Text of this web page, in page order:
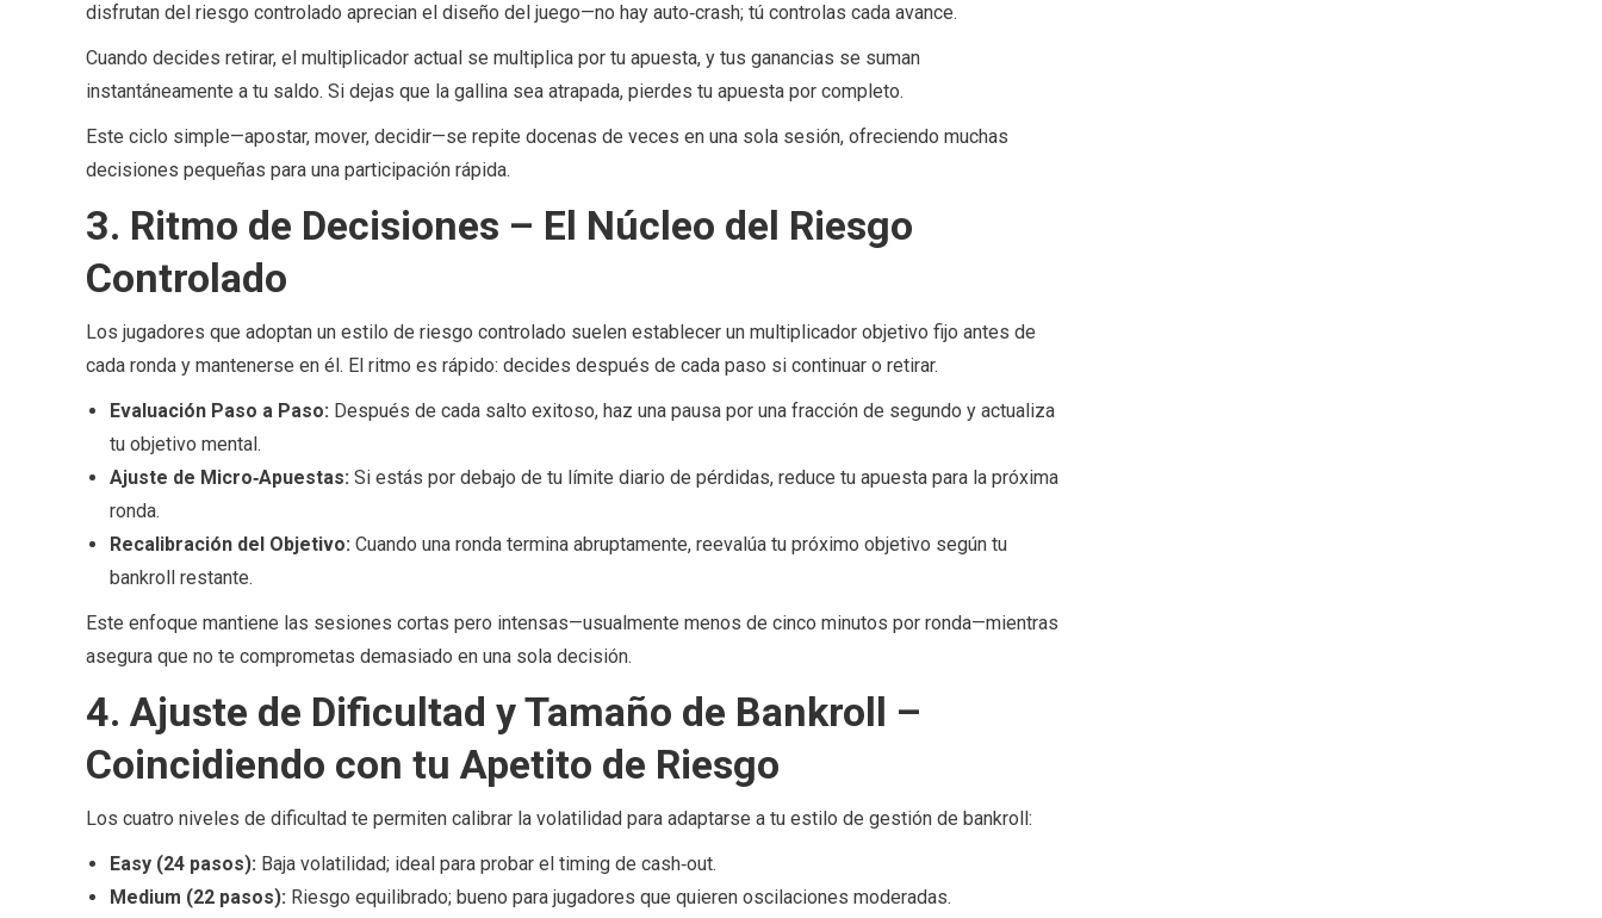
disfrutan del riesgo controlado aprecian el diseño del juego—no hay auto‑crash; tú controlas cada avance.
Cuando decides retirar, el multiplicador actual se multiplica por tu apuesta, y tus ganancias se suman
instantáneamente a tu saldo. Si dejas que la gallina sea atrapada, pierdes tu apuesta por completo.
Este ciclo simple—apostar, mover, decidir—se repite docenas de veces en una sola sesión, ofreciendo muchas
decisiones pequeñas para una participación rápida.
3. Ritmo de Decisiones – El Núcleo del Riesgo
Controlado
Los jugadores que adoptan un estilo de riesgo controlado suelen establecer un multiplicador objetivo fijo antes de
cada ronda y mantenerse en él. El ritmo es rápido: decides después de cada paso si continuar o retirar.
Evaluación Paso a Paso: Después de cada salto exitoso, haz una pausa por una fracción de segundo y actualiza
tu objetivo mental.
Ajuste de Micro‑Apuestas: Si estás por debajo de tu límite diario de pérdidas, reduce tu apuesta para la próxima
ronda.
Recalibración del Objetivo: Cuando una ronda termina abruptamente, reevalúa tu próximo objetivo según tu
bankroll restante.
Este enfoque mantiene las sesiones cortas pero intensas—usualmente menos de cinco minutos por ronda—mientras
asegura que no te comprometas demasiado en una sola decisión.
4. Ajuste de Dificultad y Tamaño de Bankroll –
Coincidiendo con tu Apetito de Riesgo
Los cuatro niveles de dificultad te permiten calibrar la volatilidad para adaptarse a tu estilo de gestión de bankroll:
Easy (24 pasos): Baja volatilidad; ideal para probar el timing de cash‑out.
Medium (22 pasos): Riesgo equilibrado; bueno para jugadores que quieren oscilaciones moderadas.